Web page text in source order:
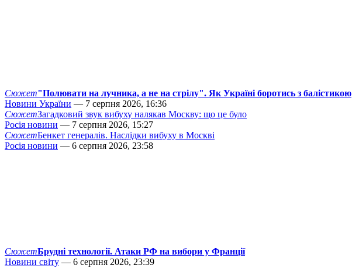
Сюжет"Полювати на лучника, а не на стрілу". Як Україні боротись з балістикою
Новини України — 7 серпня 2026, 16:36
СюжетЗагадковий звук вибуху налякав Москву: що це було
Росія новини — 7 серпня 2026, 15:27
СюжетБенкет генералів. Наслідки вибуху в Москві
Росія новини — 6 серпня 2026, 23:58
СюжетБрудні технології. Атаки РФ на вибори у Франції
Новини світу — 6 серпня 2026, 23:39